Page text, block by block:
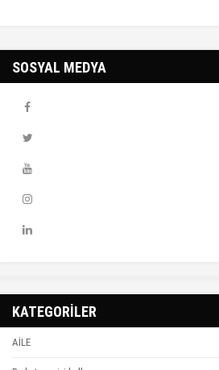
SOSYAL MEDYA
KATEGORİLER
AİLE